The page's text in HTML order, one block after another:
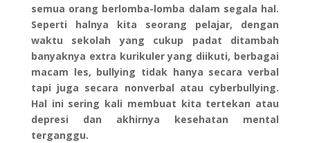
semua orang berlomba-lomba dalam segala hal.
Seperti halnya kita seorang pelajar, dengan
waktu sekolah yang cukup padat ditambah
banyaknya extra kurikuler yang diikuti, berbagai
macam les, bullying tidak hanya secara verbal
tapi juga secara nonverbal atau cyberbullying.
Hal ini sering kali membuat kita tertekan atau
depresi dan akhirnya kesehatan mental
terganggu.